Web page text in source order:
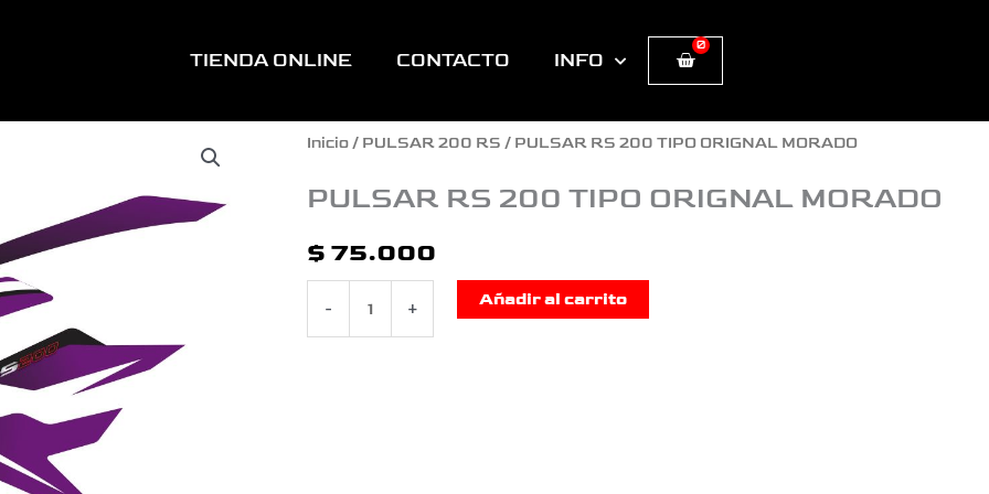
TIENDA ONLINE CONTACTO INFO
0
Cart
Inicio/ PULSAR 200 RS / PULSAR RS 200 TIPO ORIGNAL MORADO
PULSAR RS 200 TIPO ORIGNAL MORADO
$ 75.000
-
PULSAR
RS
TIPO
+ Añadir al carrito